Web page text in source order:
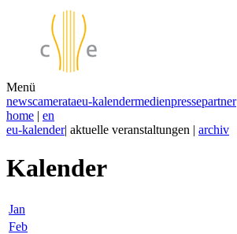
Menü
newscamerataeu-kalendermedienpressepartner
home | en
eu-kalender| aktuelle veranstaltungen | archiv
Kalender
Jan
Feb